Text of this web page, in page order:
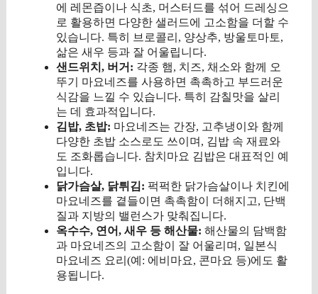
에 레몬즙이나 식초, 머스터드를 섞어 드레싱으
로 활용하면 다양한 샐러드에 고소함을 더할 수
있습니다. 특히 브로콜리, 양상추, 방울토마토,
삶은 새우 등과 잘 어울립니다.
샌드위치, 버거: 각종 햄, 치즈, 채소와 함께 오
뚜기 마요네즈를 사용하면 촉촉하고 부드러운
식감을 느낄 수 있습니다. 특히 감칠맛을 살리
는 데 효과적입니다.
김밥, 초밥: 마요네즈는 간장, 고추냉이와 함께
다양한 초밥 소스로도 쓰이며, 김밥 속 재료와
도 조화롭습니다. 참치마요 김밥은 대표적인 예
입니다.
닭가슴살, 닭튀김: 퍽퍽한 닭가슴살이나 치킨에
마요네즈를 곁들이면 촉촉함이 더해지고, 단백
질과 지방의 밸런스가 맞춰집니다.
옥수수, 연어, 새우 등 해산물: 해산물의 담백함
과 마요네즈의 고소함이 잘 어울리며, 일본식
마요네즈 요리(예: 에비마요, 콘마요 등)에도 활
용됩니다.